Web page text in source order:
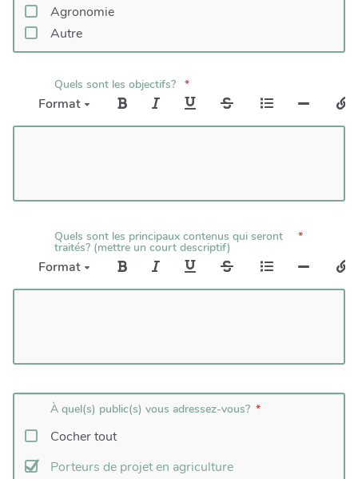
Agronomie
Autre
Quels sont les objectifs?
Format
Quels sont les principaux contenus qui seront
traités? (mettre un court descriptif)
Format
À quel(s) public(s) vous adressez-vous?
Cocher tout
Porteurs de projet en agriculture